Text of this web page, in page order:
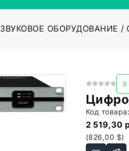
ЗВУКОВОЕ ОБОРУДОВАНИЕ
В
Код товара:
2 519,30
(826,00 $)